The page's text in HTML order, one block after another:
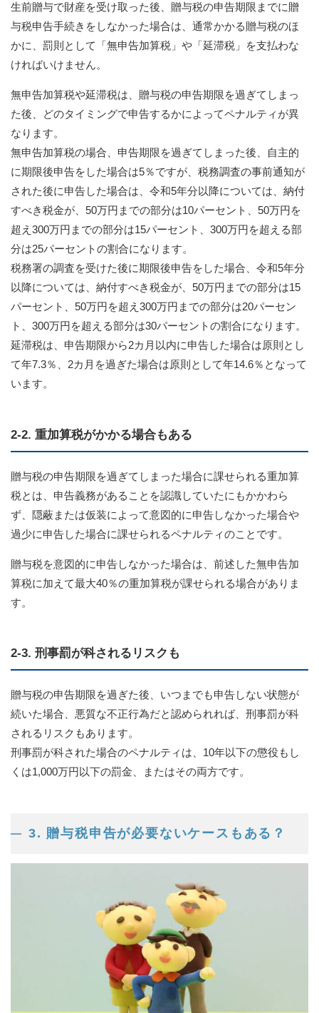
生前贈与で財産を受け取った後、贈与税の申告期限までに贈
与税申告手続きをしなかった場合は、通常かかる贈与税のほ
かに、罰則として「無申告加算税」や「延滞税」を支払わな
ければいけません。
無申告加算税や延滞税は、贈与税の申告期限を過ぎてしまっ
た後、どのタイミングで申告するかによってペナルティが異
なります。
無申告加算税の場合、申告期限を過ぎてしまった後、自主的
に期限後申告をした場合は5％ですが、税務調査の事前通知が
された後に申告した場合は、令和5年分以降については、納付
すべき税金が、50万円までの部分は10パーセント、50万円を
超え300万円までの部分は15パーセント、300万円を超える部
分は25パーセントの割合になります。
税務署の調査を受けた後に期限後申告をした場合、令和5年分
以降については、納付すべき税金が、50万円までの部分は15
パーセント、50万円を超え300万円までの部分は20パーセン
ト、300万円を超える部分は30パーセントの割合になります。
延滞税は、申告期限から2カ月以内に申告した場合は原則とし
て年7.3％、2カ月を過ぎた場合は原則として年14.6％となって
います。
2-2. 重加算税がかかる場合もある
贈与税の申告期限を過ぎてしまった場合に課せられる重加算
税とは、申告義務があることを認識していたにもかかわら
ず、隠蔽または仮装によって意図的に申告しなかった場合や
過少に申告した場合に課せられるペナルティのことです。
贈与税を意図的に申告しなかった場合は、前述した無申告加
算税に加えて最大40％の重加算税が課せられる場合がありま
す。
2-3. 刑事罰が科されるリスクも
贈与税の申告期限を過ぎた後、いつまでも申告しない状態が
続いた場合、悪質な不正行為だと認められれば、刑事罰が科
されるリスクもあります。
刑事罰が科された場合のペナルティは、10年以下の懲役もし
くは1,000万円以下の罰金、またはその両方です。
3. 贈与税申告が必要ないケースもある？